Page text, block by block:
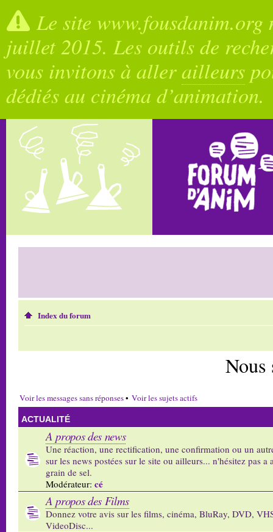
Le site
juillet 2015. Les outils de
vous invitons à allerailleurs
dédiés au cinéma d’animation.
Index du forum
Nous
Voir les messages sans réponses• Voir les sujets actifs
ACTUALITÉ
A propos des news
Une réaction, une rectification, une confirmation ou un
sur les news postées sur le site ou ailleurs... n'hésitez pas a
grain de sel.
Modérateur: cé
A propos des Films
Donnez votre avis sur les films, cinéma, BluRay, DVD,
VideoDisc...